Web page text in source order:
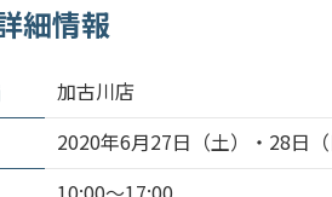
細情報
加古川店
2020年6月27日（土）・28日（